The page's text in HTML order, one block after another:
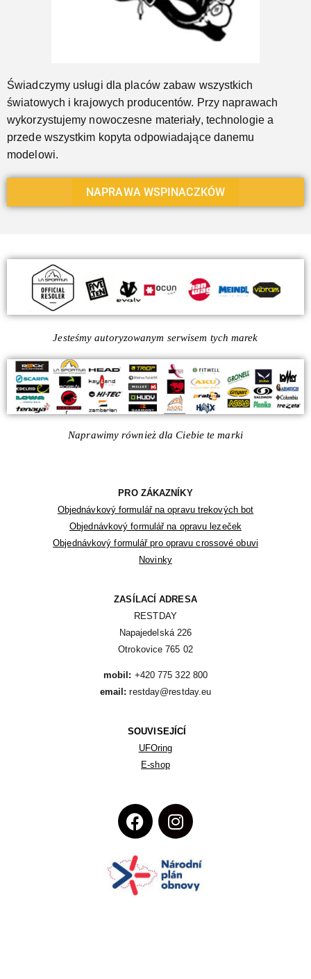
Świadczymy usługi dla placów zabaw wszystkich
światowych i krajowych producentów. Przy naprawach
wykorzystujemy nowoczesne materiały, technologie a
przede wszystkim kopyta odpowiadające danemu
modelowi.
NAPRAWA WSPINACZKÓW
Jesteśmy autoryzowanym serwisem tych marek
Naprawimy również dla Ciebie te marki
PRO ZÁKAZNÍKY
Objednávkový formulář na opravu trekových bot
Objednávkový formulář na opravu lezeček
Objednávkový formulář pro opravu crossové obuvi
Novinky
ZASÍLACÍ ADRESA
RESTDAY
Napajedelská 226
Otrokovice 765 02
mobil:
email: restday@restday.eu
SOUVISEJÍCÍ
UFOring
E-shop